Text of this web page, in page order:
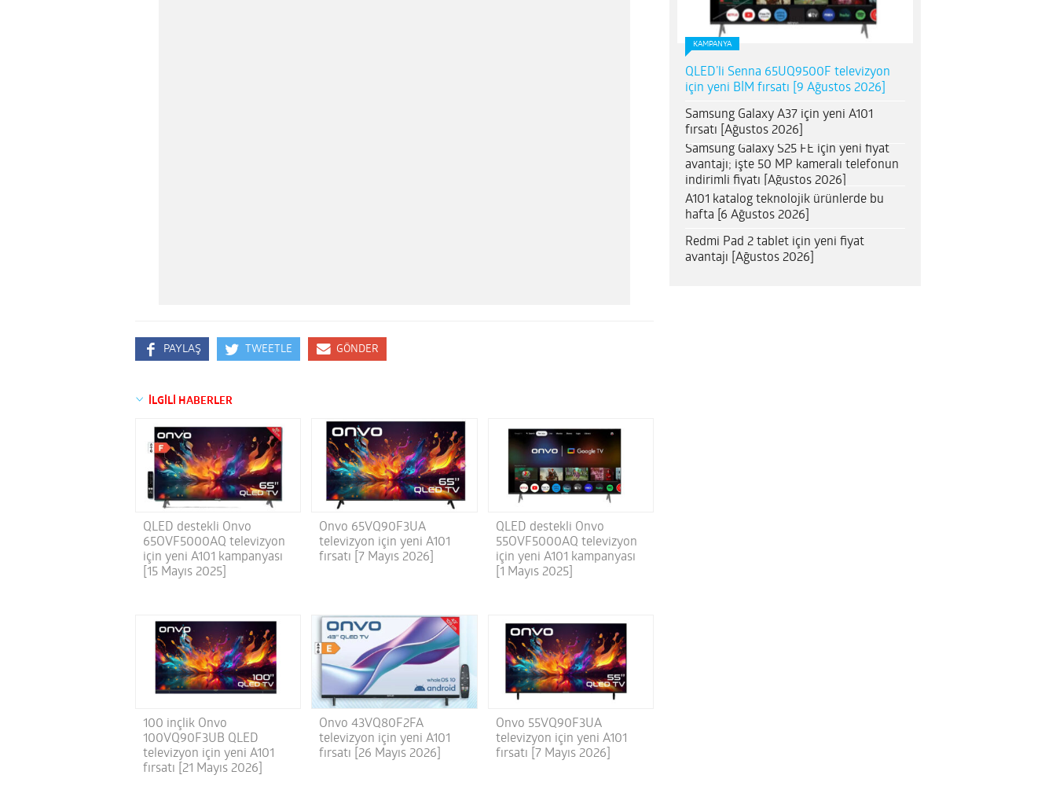
PAYLAŞ TWEETLE GÖNDER
İLGİLİ HABERLER
QLED destekli Onvo
65OVF5000AQ televizyon
için yeni A101 kampanyası
[15 Mayıs 2025]
Onvo 65VQ90F3UA
televizyon için yeni A101
fırsatı [7 Mayıs 2026]
QLED destekli Onvo
55OVF5000AQ televizyon
için yeni A101 kampanyası
[1 Mayıs 2025]
100 inçlik Onvo
100VQ90F3UB QLED
televizyon için yeni A101
fırsatı [21 Mayıs 2026]
Onvo 43VQ80F2FA
televizyon için yeni A101
fırsatı [26 Mayıs 2026]
Onvo 55VQ90F3UA
televizyon için yeni A101
fırsatı [7 Mayıs 2026]
KAMPANYA
QLED’li Senna 65UQ9500F televizyon
için yeni BİM fırsatı [9 Ağustos 2026]
Samsung Galaxy A37 için yeni A101
fırsatı [Ağustos 2026]
Samsung Galaxy S25 FE için yeni fiyat
avantajı; işte 50 MP kameralı telefonun
indirimli fiyatı [Ağustos 2026]
A101 katalog teknolojik ürünlerde bu
hafta [6 Ağustos 2026]
Redmi Pad 2 tablet için yeni fiyat
avantajı [Ağustos 2026]